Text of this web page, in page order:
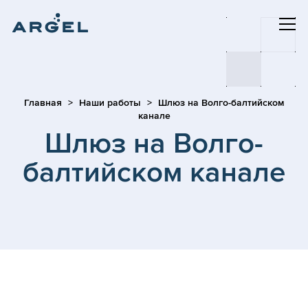
Главная Наши работы
Шлюз на Волго-балтийском
канале
Шлюз на Волго-
балтийском канале